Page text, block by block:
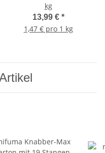
kg
13,99 € *
1,47 € pro 1 kg